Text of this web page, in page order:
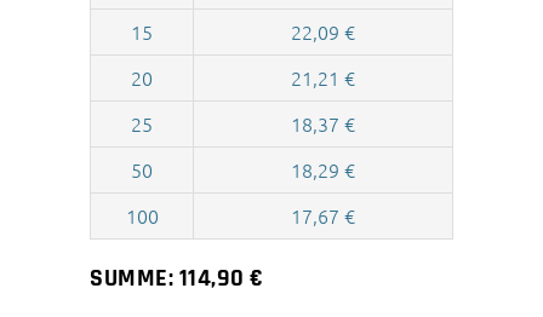
15
22,09 €
20
21,21 €
25
18,37 €
50
18,29 €
100
17,67 €
SUMME:114,90 €